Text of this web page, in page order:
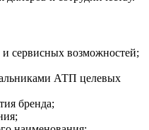
сервисных возможностей;
АТП целевых
бренда;